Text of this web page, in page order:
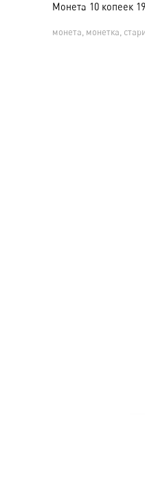
Монета 10 копеек
монета, монетка,